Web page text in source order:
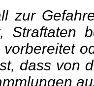
zur
Straftaten
vorbereitet
dass von